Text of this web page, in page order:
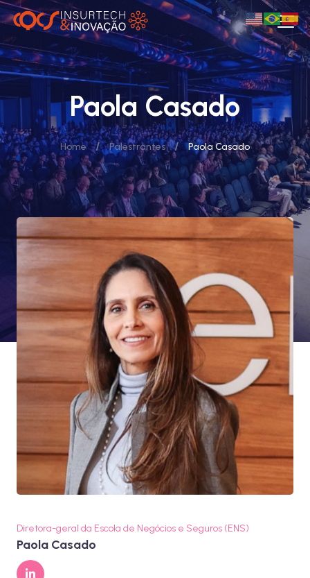
Paola Casado
Home / Palestrantes / Paola Casado
Diretora-geral da Escola de Negócios e Seguros (ENS)
Paola Casado